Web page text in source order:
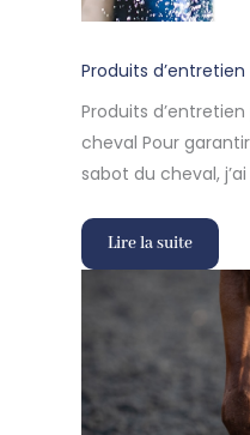
Produits d’entretien
Produits
cheval Pour
sabot du cheval,
Lire la suite